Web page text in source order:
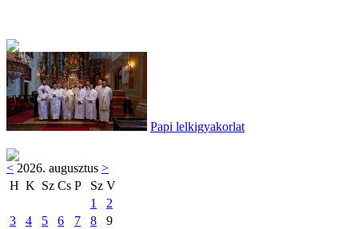
Papi lelkigyakorlat
< 2026. augusztus >
H K Sz Cs P Sz V
1
2
3
4 5 6 7 8
9